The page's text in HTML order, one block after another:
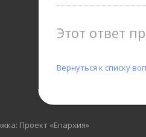
Этот ответ
Вернуться к списку
Проект «Епархия»